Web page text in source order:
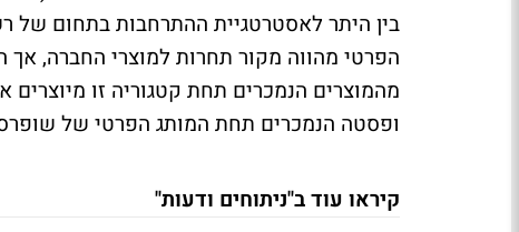
בין היתר לאסטרטגיית ההתרחבות בתחום של
הפרטי מהווה מקור תחרות למוצרי החברה,
מהמוצרים הנמכרים תחת קטגוריה זו מיוצרים
ופסטה הנמכרים תחת המותג הפרטי של
קיראו עוד ב"ניתוחים ודעות"